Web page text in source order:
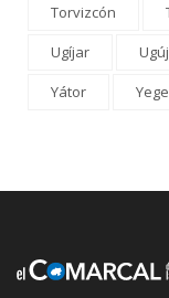
Torvizcón
Ugíjar
Yátor